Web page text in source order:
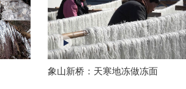
象山新桥：天寒地冻做冻面